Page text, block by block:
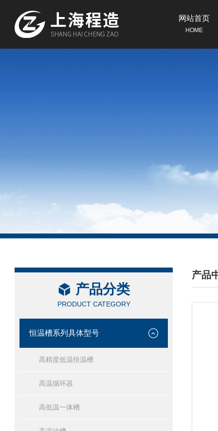
网站首页
HOME
产品分类
PRODUCT CATEGORY
恒温槽系列具体型号
高精度低温恒温槽
高温循环器
高低温一体槽
产品
/